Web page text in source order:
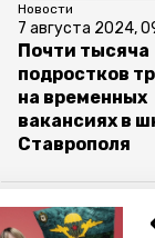
Новости
7 августа 2024,
Почти тысяча
подростков
на временных
вакансиях в
Ставрополя
Все новости